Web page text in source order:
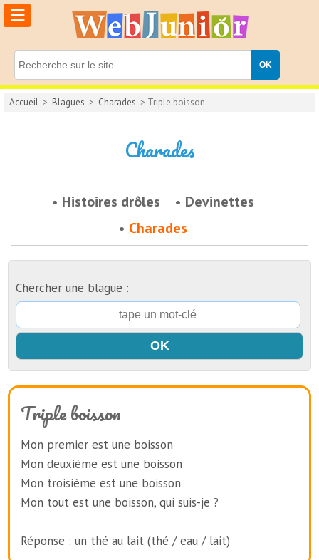
≡
Accueil > Blagues > Charades > Triple boisson
Charades
Histoires drôles
Devinettes
Charades
Chercher une blague :
Triple boisson
Mon premier est une boisson
Mon deuxième est une boisson
Mon troisième est une boisson
Mon tout est une boisson, qui suis-je ?
Réponse : un thé au lait (thé / eau / lait)